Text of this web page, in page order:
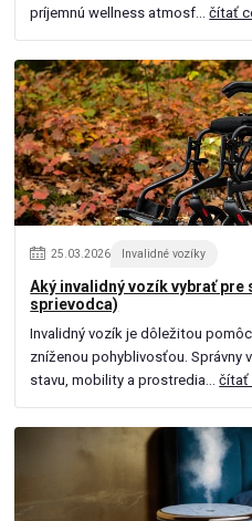
príjemnú wellness atmosf...čítať
25.03.2026 Invalidné vozíky
Aký invalidný vozík vybrať
sprievodca)
Invalidný vozík je dôležitou
zníženou pohyblivosťou. Správny
stavu, mobility a prostredia...čítať